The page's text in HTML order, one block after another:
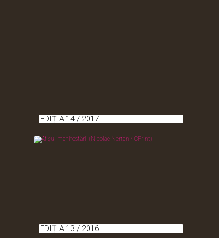
EDIȚIA 14 / 2017
EDIȚIA 13 / 2016